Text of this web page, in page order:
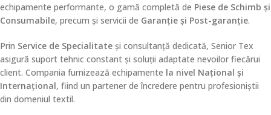
echipamente performante, o gamă completă de Piese de Schimb și
Consumabile, precum și servicii de Garanție și Post-garanție.
Prin Service de Specialitate și consultanță dedicată, Senior Tex
asigură suport tehnic constant și soluții adaptate nevoilor fiecărui
client. Compania furnizează echipamente la nivel Național și
Internațional, fiind un partener de încredere pentru profesioniștii
din domeniul textil.